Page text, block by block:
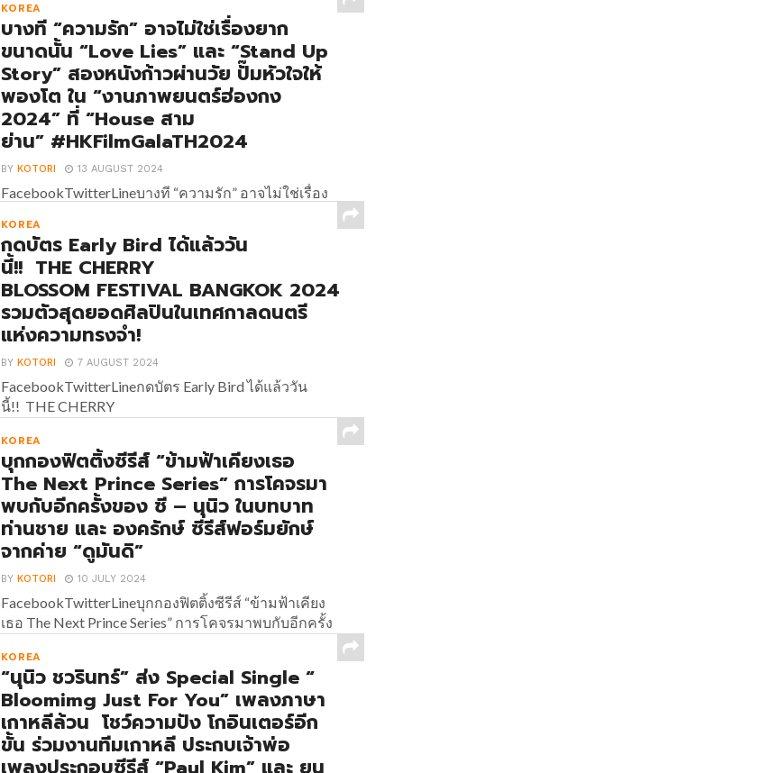
KOREA
บางที “ความรัก” อาจไม่ใช่เรื่องยาก
ขนาดนั้น “Love Lies” และ “Stand Up
Story” สองหนังก้าวผ่านวัย ปั๊มหัวใจให้
พองโต ใน “งานภาพยนตร์ฮ่องกง
2024” ที่ “House สาม
ย่าน” #HKFilmGalaTH2024
BYKOTORI 13 AUGUST 2024
FacebookTwitterLineบางที “ความรัก” อาจไม่ใช่เรื่อง
หนังก้าวผ่านวัย ปั๊มหัวใจให้พองโต ใน “งานภาพยนตร์
ฮ่องกง 2024” ที่ “House สาม
ย่าน” #HKFilmGalaTH2024 นอกเหนือจากหนังดุเข้ม
เต็มแม็กซ์แล้ว “งานภาพยนตร์ฮ่องกง 2024” (Hong
Kong...
KOREA
กดบัตร Early Bird ได้แล้ววัน
นี้!! THE CHERRY
BLOSSOM FESTIVAL BANGKOK 2024
รวมตัวสุดยอดศิลปินในเทศกาลดนตรี
แห่งความทรงจำ!
BYKOTORI 7 AUGUST 2024
FacebookTwitterLineกดบัตร Early Bird ได้แล้ววัน
นี้!! THE CHERRY
ยอดศิลปินในเทศกาลดนตรีแห่งความทรงจำ! เตรียม
ตัวให้พร้อมสำหรับค่ำคืนแห่งความทรงจำครั้งแรกใน
กรุงเทพฯ! เทศกาลดนตรีที่รวบรวมศิลปินสุดฮอต และ
เป็นที่นิยมทั้งประเทศไทย และประเทศเกาหลีใต้ โดยผู้
จัด Rockski Live นำทัพศิลปินด้วย Lucas (ลูคัส) ซูเปอร์
สตาร์ KPOP กับการคัมแบคเดี่ยวในไทยครั้งแรกที่ทุก
คนรอคอย, Jimmy Brown นักร้อง Indie R&B สัญชาติ
เกาหลี ที่ทัวร์คอนเสิร์ตไปทั่วโลก...
KOREA
บุกกองฟิตติ้งซีรีส์ “ข้ามฟ้าเคียงเธอ
The Next Prince Series” การโคจรมา
พบกับอีกครั้งของ ซี – นุนิว ในบทบาท
ท่านชาย และ องครักษ์ ซีรีส์ฟอร์มยักษ์
จากค่าย “ดูมันดิ”
BYKOTORI 10 JULY 2024
FacebookTwitterLineบุกกองฟิตติ้งซีรีส์ “ข้ามฟ้าเคียง
เธอ The Next Prince Series” การโคจรมาพบกับอีกครั้ง
ฟอร์มยักษ์จากค่าย “ดูมันดิ”...
KOREA
“นุนิว ชวรินทร์” ส่ง Special Single “
Bloomimg Just For You” เพลงภาษา
เกาหลีล้วน โชว์ความปัง โกอินเตอร์อีก
ขั้น ร่วมงานทีมเกาหลี ประกบเจ้าพ่อ